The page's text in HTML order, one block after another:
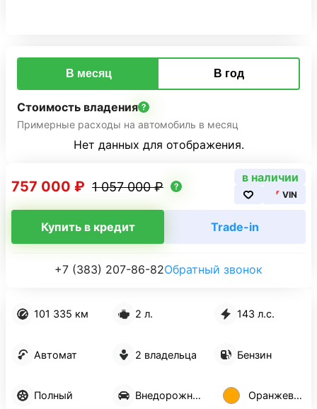
101 335 км 2 л. 143 л.с.
Автомат 2 владельца Бензин
Полный Внедорожник 5 дв. Оранжевый
757 000 ₽ 1 057 000 ₽
в наличии
VIN
Купить в кредит Trade-in
+7 (383) 207-86-82Обратный звонок
В месяц В год
Стоимость владения
Примерные расходы на автомобиль в месяц
Нет данных для отображения.